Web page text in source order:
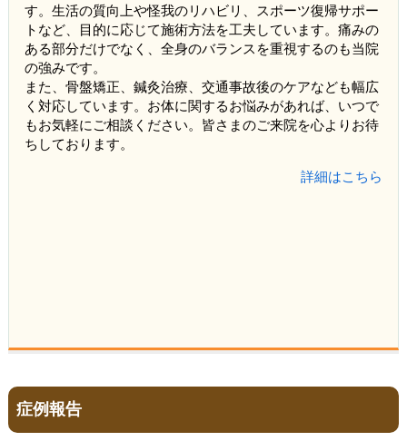
す。生活の質向上や怪我のリハビリ、スポーツ復帰サポー
トなど、目的に応じて施術方法を工夫しています。痛みの
ある部分だけでなく、全身のバランスを重視するのも当院
の強みです。
また、骨盤矯正、鍼灸治療、交通事故後のケアなども幅広
く対応しています。お体に関するお悩みがあれば、いつで
もお気軽にご相談ください。皆さまのご来院を心よりお待
ちしております。
詳細はこちら
症例報告